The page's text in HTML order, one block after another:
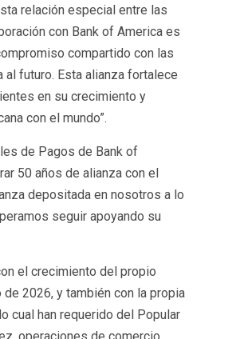
relación especial entre las
con Bank of America es
compartido con las
futuro. Esta alianza fortalece
en su crecimiento y
con el mundo”.
de Pagos de Bank of
50 años de alianza con el
depositada en nosotros a lo
seguir apoyando su
el crecimiento del propio
2026, y también con la propia
cual han requerido del Popular
operaciones de comercio